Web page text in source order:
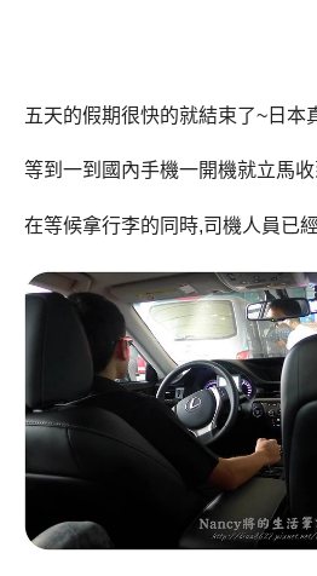
五天的假期很快的就結束了~日本
等到一到國內手機一開機就立馬
在等候拿行李的同時,司機人員已